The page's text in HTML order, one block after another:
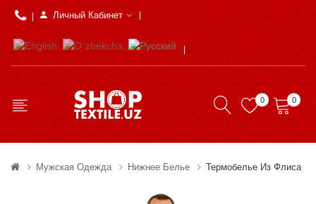
Личный Кабинет
0 0
Мужская Одежда Нижнее Белье Термобелье Из Флиса